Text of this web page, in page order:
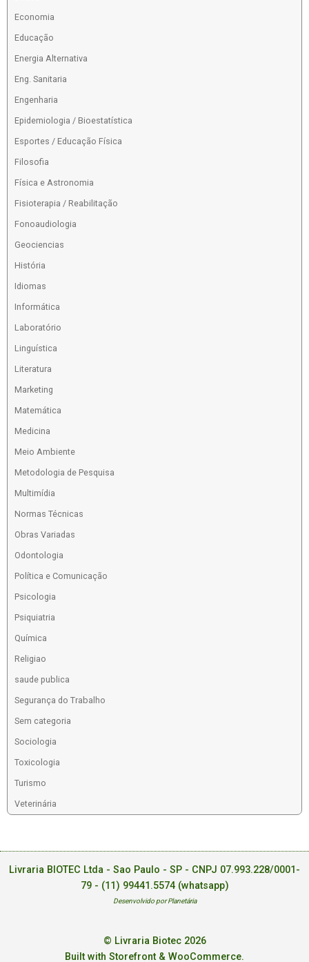
Economia
Educação
Energia Alternativa
Eng. Sanitaria
Engenharia
Epidemiologia / Bioestatística
Esportes / Educação Física
Filosofia
Física e Astronomia
Fisioterapia / Reabilitação
Fonoaudiologia
Geociencias
História
Idiomas
Informática
Laboratório
Linguística
Literatura
Marketing
Matemática
Medicina
Meio Ambiente
Metodologia de Pesquisa
Multimídia
Normas Técnicas
Obras Variadas
Odontologia
Política e Comunicação
Psicologia
Psiquiatria
Química
Religiao
saude publica
Segurança do Trabalho
Sem categoria
Sociologia
Toxicologia
Turismo
Veterinária
Livraria BIOTEC Ltda - Sao Paulo - SP - CNPJ 07.993.228/0001-
79 - (11) 99441.5574 (whatsapp)
Desenvolvido por Planetária
© Livraria Biotec 2026
Built with Storefront & WooCommerce.